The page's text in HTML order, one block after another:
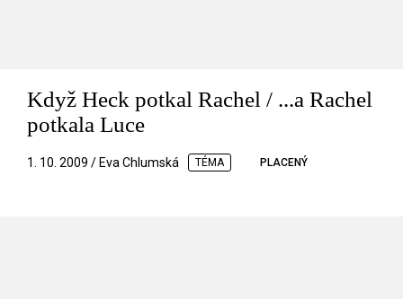
Když Heck potkal Rachel / ...a Rachel
potkala Luce
1. 10. 2009 / Eva Chlumská TÉMA PLACENÝ